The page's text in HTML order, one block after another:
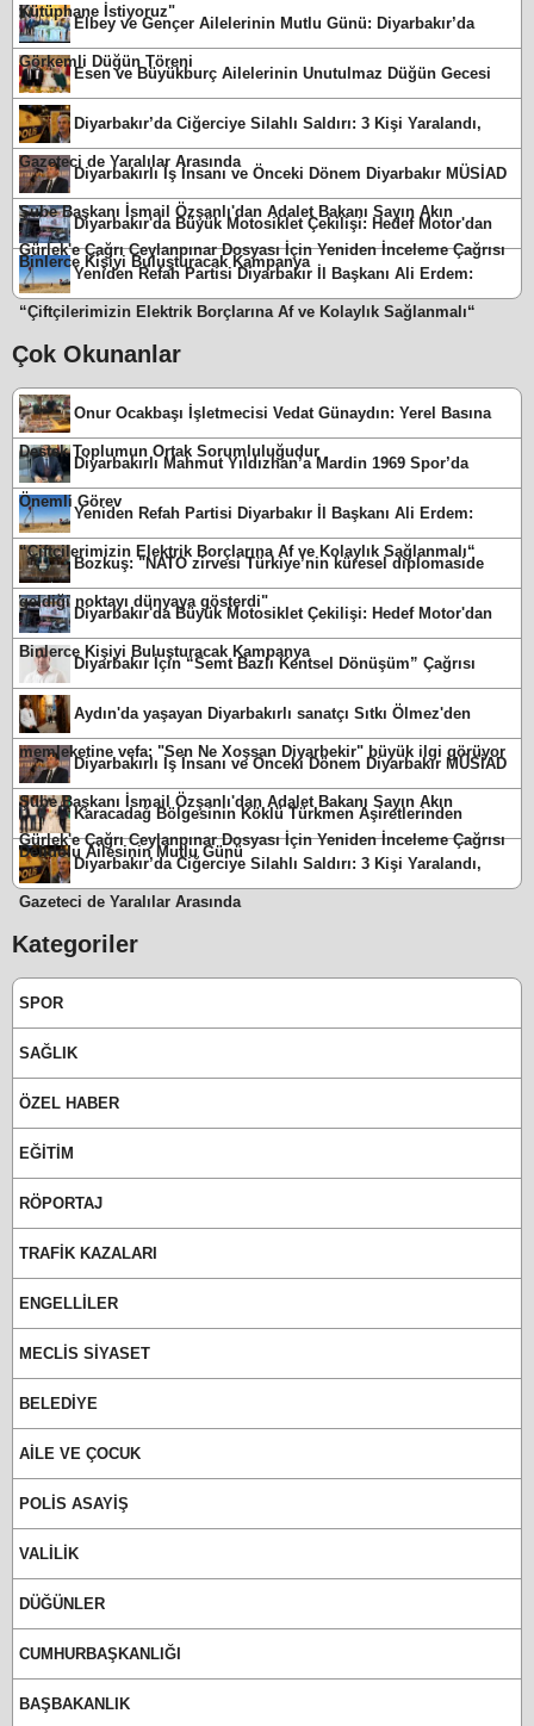
Kütüphane İstiyoruz"
Elbey ve Gençer Ailelerinin Mutlu Günü: Diyarbakır’da
Görkemli Düğün Töreni
Esen ve Büyükburç Ailelerinin Unutulmaz Düğün Gecesi
Diyarbakır’da Ciğerciye Silahlı Saldırı: 3 Kişi Yaralandı,
Gazeteci de Yaralılar Arasında
Diyarbakırlı İş İnsanı ve Önceki Dönem Diyarbakır MÜSİAD
Şube Başkanı İsmail Özşanlı'dan Adalet Bakanı Sayın Akın
Gürlek'e Çağrı Ceylanpınar Dosyası İçin Yeniden İnceleme Çağrısı
Diyarbakır'da Büyük Motosiklet Çekilişi: Hedef Motor'dan
Binlerce Kişiyi Buluşturacak Kampanya
Yeniden Refah Partisi Diyarbakır İl Başkanı Ali Erdem:
“Çiftçilerimizin Elektrik Borçlarına Af ve Kolaylık Sağlanmalı“
Çok Okunanlar
Onur Ocakbaşı İşletmecisi Vedat Günaydın: Yerel Basına
Destek Toplumun Ortak Sorumluluğudur
Diyarbakırlı Mahmut Yıldızhan’a Mardin 1969 Spor’da
Önemli Görev
Yeniden Refah Partisi Diyarbakır İl Başkanı Ali Erdem:
“Çiftçilerimizin Elektrik Borçlarına Af ve Kolaylık Sağlanmalı“
Bozkuş: "NATO zirvesi Türkiye’nin küresel diplomaside
geldiği noktayı dünyaya gösterdi"
Diyarbakır'da Büyük Motosiklet Çekilişi: Hedef Motor'dan
Binlerce Kişiyi Buluşturacak Kampanya
Diyarbakır İçin “Semt Bazlı Kentsel Dönüşüm” Çağrısı
Aydın'da yaşayan Diyarbakırlı sanatçı Sıtkı Ölmez'den
memleketine vefa: "Sen Ne Xoşsan Diyarbekir" büyük ilgi görüyor
Diyarbakırlı İş İnsanı ve Önceki Dönem Diyarbakır MÜSİAD
Şube Başkanı İsmail Özşanlı'dan Adalet Bakanı Sayın Akın
Gürlek'e Çağrı Ceylanpınar Dosyası İçin Yeniden İnceleme Çağrısı
Karacadağ Bölgesinin Köklü Türkmen Aşiretlerinden
Delidolu Ailesinin Mutlu Günü
Diyarbakır’da Ciğerciye Silahlı Saldırı: 3 Kişi Yaralandı,
Gazeteci de Yaralılar Arasında
Kategoriler
SPOR
SAĞLIK
ÖZEL HABER
EĞİTİM
RÖPORTAJ
TRAFİK KAZALARI
ENGELLİLER
MECLİS SİYASET
BELEDİYE
AİLE VE ÇOCUK
POLİS ASAYİŞ
VALİLİK
DÜĞÜNLER
CUMHURBAŞKANLIĞI
BAŞBAKANLIK